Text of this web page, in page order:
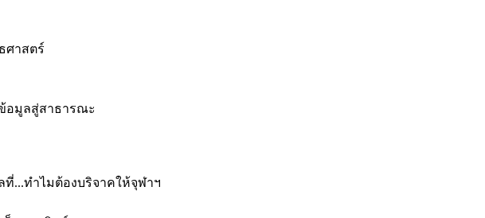
ศาสตร์
ข้อมูลสู่สาธารณะ
ที่...ทำไมต้องบริจาคให้จุฬาฯ